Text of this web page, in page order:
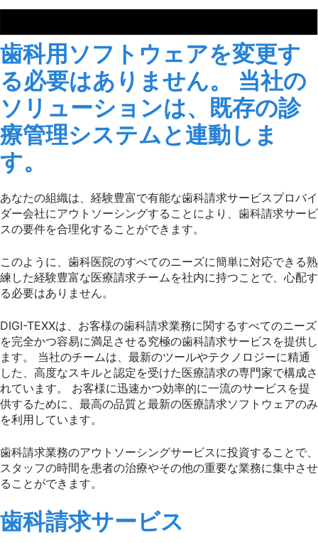
歯科用ソフトウェアを変更す
る必要はありません。 当社の
ソリューションは、既存の診
療管理システムと連動しま
す。
あなたの組織は、経験豊富で有能な歯科請求サービスプロバイ
ダー会社にアウトソーシングすることにより、歯科請求サービ
スの要件を合理化することができます。
このように、歯科医院のすべてのニーズに簡単に対応できる熟
練した経験豊富な医療請求チームを社内に持つことで、心配す
る必要はありません。
DIGI-TEXXは、お客様の歯科請求業務に関するすべてのニーズ
を完全かつ容易に満足させる究極の歯科請求サービスを提供し
ます。 当社のチームは、最新のツールやテクノロジーに精通
した、高度なスキルと認定を受けた医療請求の専門家で構成さ
れています。 お客様に迅速かつ効率的に一流のサービスを提
供するために、最高の品質と最新の医療請求ソフトウェアのみ
を利用しています。
歯科請求業務のアウトソーシングサービスに投資することで、
スタッフの時間を患者の治療やその他の重要な業務に集中させ
ることができます。
歯科請求サービス